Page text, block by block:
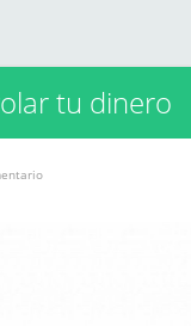
tu dinero